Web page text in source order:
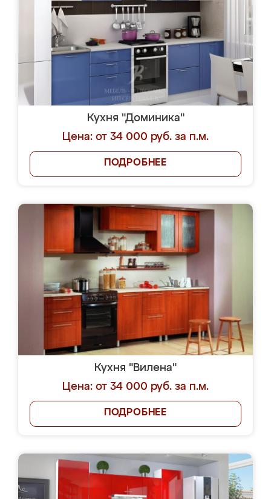
Кухня "Доминика"
Цена: от 34 000 руб. за п.м.
ПОДРОБНЕЕ
Кухня "Вилена"
Цена: от 34 000 руб. за п.м.
ПОДРОБНЕЕ